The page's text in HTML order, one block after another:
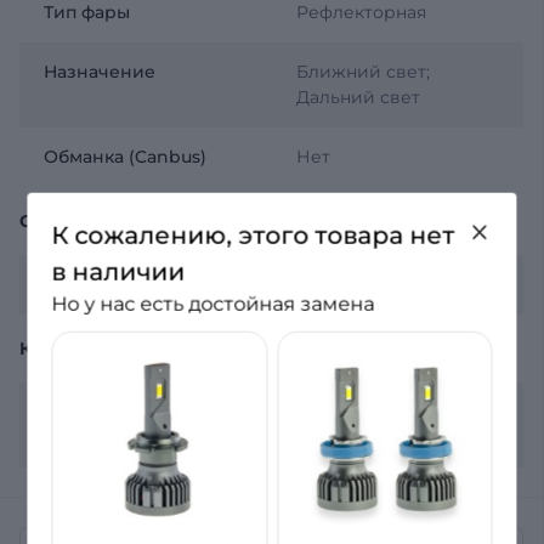
Тип фары Рефлекторная
Назначение
Ближний свет;
Дальний свет
Обманка (Canbus) Нет
ОБЩЕЕ
Гарантия
КОМПЛЕКТАЦИЯ
Комплектация
2 лампы, гарантийный
лист
К сожалению, этого товара нет
в наличии
Но у нас есть достойная замена